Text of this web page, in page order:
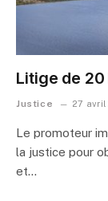
Litige de
Justice 27 avril
Le promoteur
la justice pour
et…